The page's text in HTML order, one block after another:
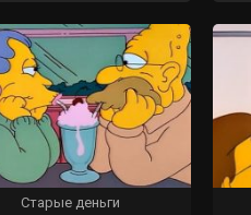
Старые деньги